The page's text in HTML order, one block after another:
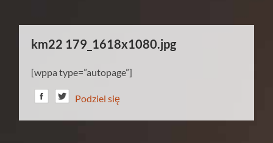
km22 179_1618x1080.jpg
[wppa type=”autopage”]
Podziel się